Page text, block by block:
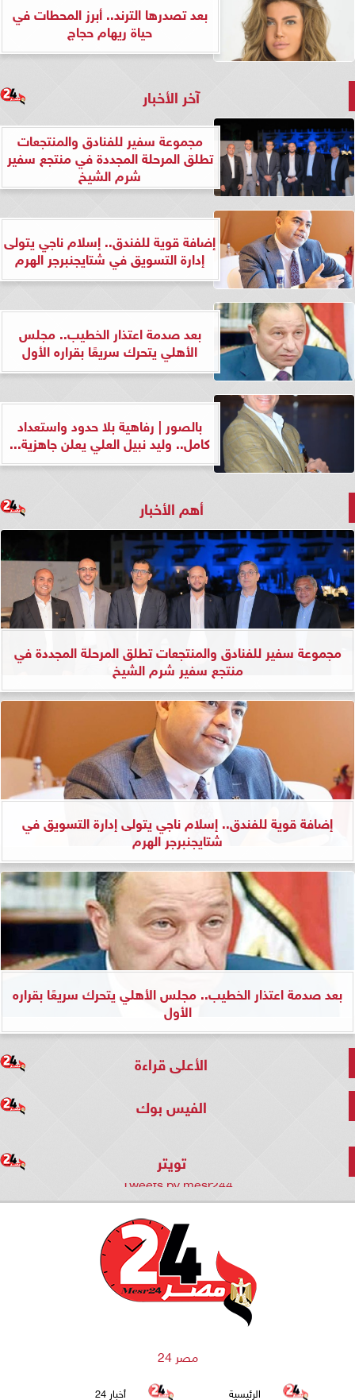
بعد تصدرها الترند.. أبرز المحطات في
حياة ريهام حجاج
آخر الأخبار
مجموعة سفير للفنادق والمنتجعات
تطلق المرحلة المجددة في منتجع سفير
شرم الشيخ
إضافة قوية للفندق.. إسلام ناجي يتولى
إدارة التسويق في شتايجنبرجر الهرم
بعد صدمة اعتذار الخطيب.. مجلس
الأهلي يتحرك سريعًا بقراره الأول
بالصور | رفاهية بلا حدود واستعداد
كامل.. وليد نبيل العلي يعلن جاهزية...
أهم الأخبار
مجموعة سفير للفنادق والمنتجعات تطلق المرحلة المجددة في
منتجع سفير شرم الشيخ
إضافة قوية للفندق.. إسلام ناجي يتولى إدارة التسويق في
شتايجنبرجر الهرم
بعد صدمة اعتذار الخطيب.. مجلس الأهلي يتحرك سريعًا بقراره
الأول
الأعلى قراءة
الفيس بوك
تويتر
Tweets by mesr244
مصر 24
الرئيسية أخبار 24